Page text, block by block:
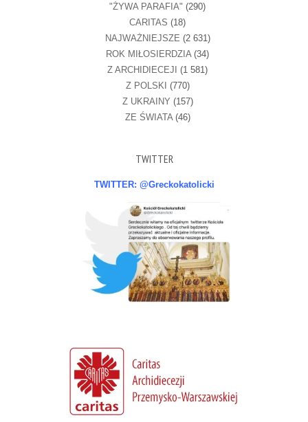
"ŻYWA PARAFIA" (290)
CARITAS (18)
NAJWAŻNIEJSZE (2 631)
ROK MIŁOSIERDZIA(34)
Z ARCHIDIECEJI (1 581)
Z POLSKI (770)
Z UKRAINY (157)
ZE ŚWIATA(46)
TWITTER
TWITTER: @Greckokatolicki